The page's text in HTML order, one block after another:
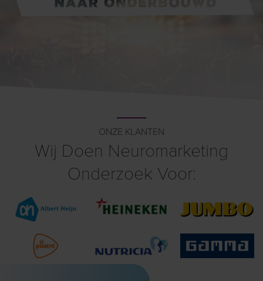
ONZE KLANTEN
Wij Doen Neuromarketing
Onderzoek Voor: